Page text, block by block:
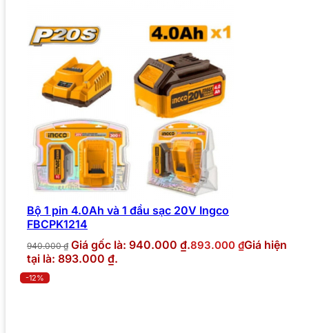
Bộ 1 pin 4.0Ah và 1 đầu sạc 20V Ingco
FBCPK1214
940.000₫ Giá gốc là: 940.000 ₫.893.000 ₫Giá hiện
tại là: 893.000 ₫.
-12%